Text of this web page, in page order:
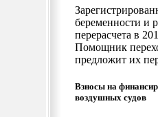
беременности и
перерасчета в
Помощник
предложит их
Взносы на
воздушных судов